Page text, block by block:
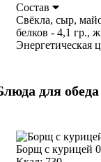
Состав
Свёкла, сыр,
белков - 4,1 гр.,
Энергетическая
для
Борщ с курицей